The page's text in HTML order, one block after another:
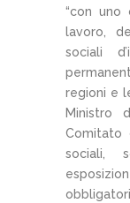
“con
lavoro,
sociali
regioni e
Ministro
Comitato
sociali,